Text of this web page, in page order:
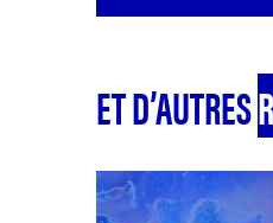
ET D’AUTRES